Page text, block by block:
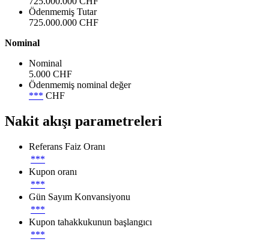
Ödenmemiş Tutar
725.000.000 CHF
Nominal
Nominal
5.000 CHF
Ödenmemiş nominal değer
*** CHF
Nakit akışı parametreleri
Referans Faiz Oranı
***
Kupon oranı
***
Gün Sayım Konvansiyonu
***
Kupon tahakkukunun başlangıcı
***